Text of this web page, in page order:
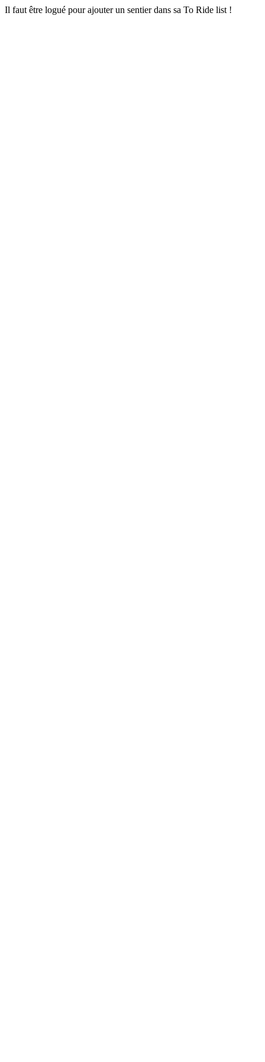
Il faut être logué pour ajouter un sentier dans sa To Ride list !